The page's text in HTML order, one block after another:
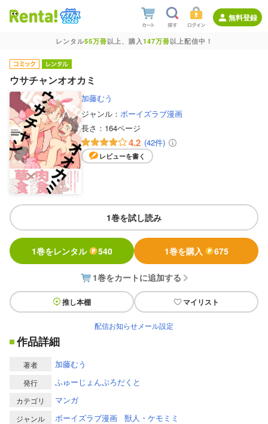
無料登録
レンタル55万冊以上、購入147万冊以上配信中！
ウサチャンオオカミ
加藤むう
ジャンル： ボーイズラブ漫画
長さ： 164ページ
4.2 (42件)
レビューを書く
1巻を試し読み
1巻をレンタル 540 1巻を購入 675
1巻をカートに追加する
推し本棚 マイリスト
配信お知らせメール設定
作品詳細
著者 加藤むう
発行 ふゅーじょんぷろだくと
カテゴリ マンガ
ジャンル ボーイズラブ漫画 獣人・ケモミミ